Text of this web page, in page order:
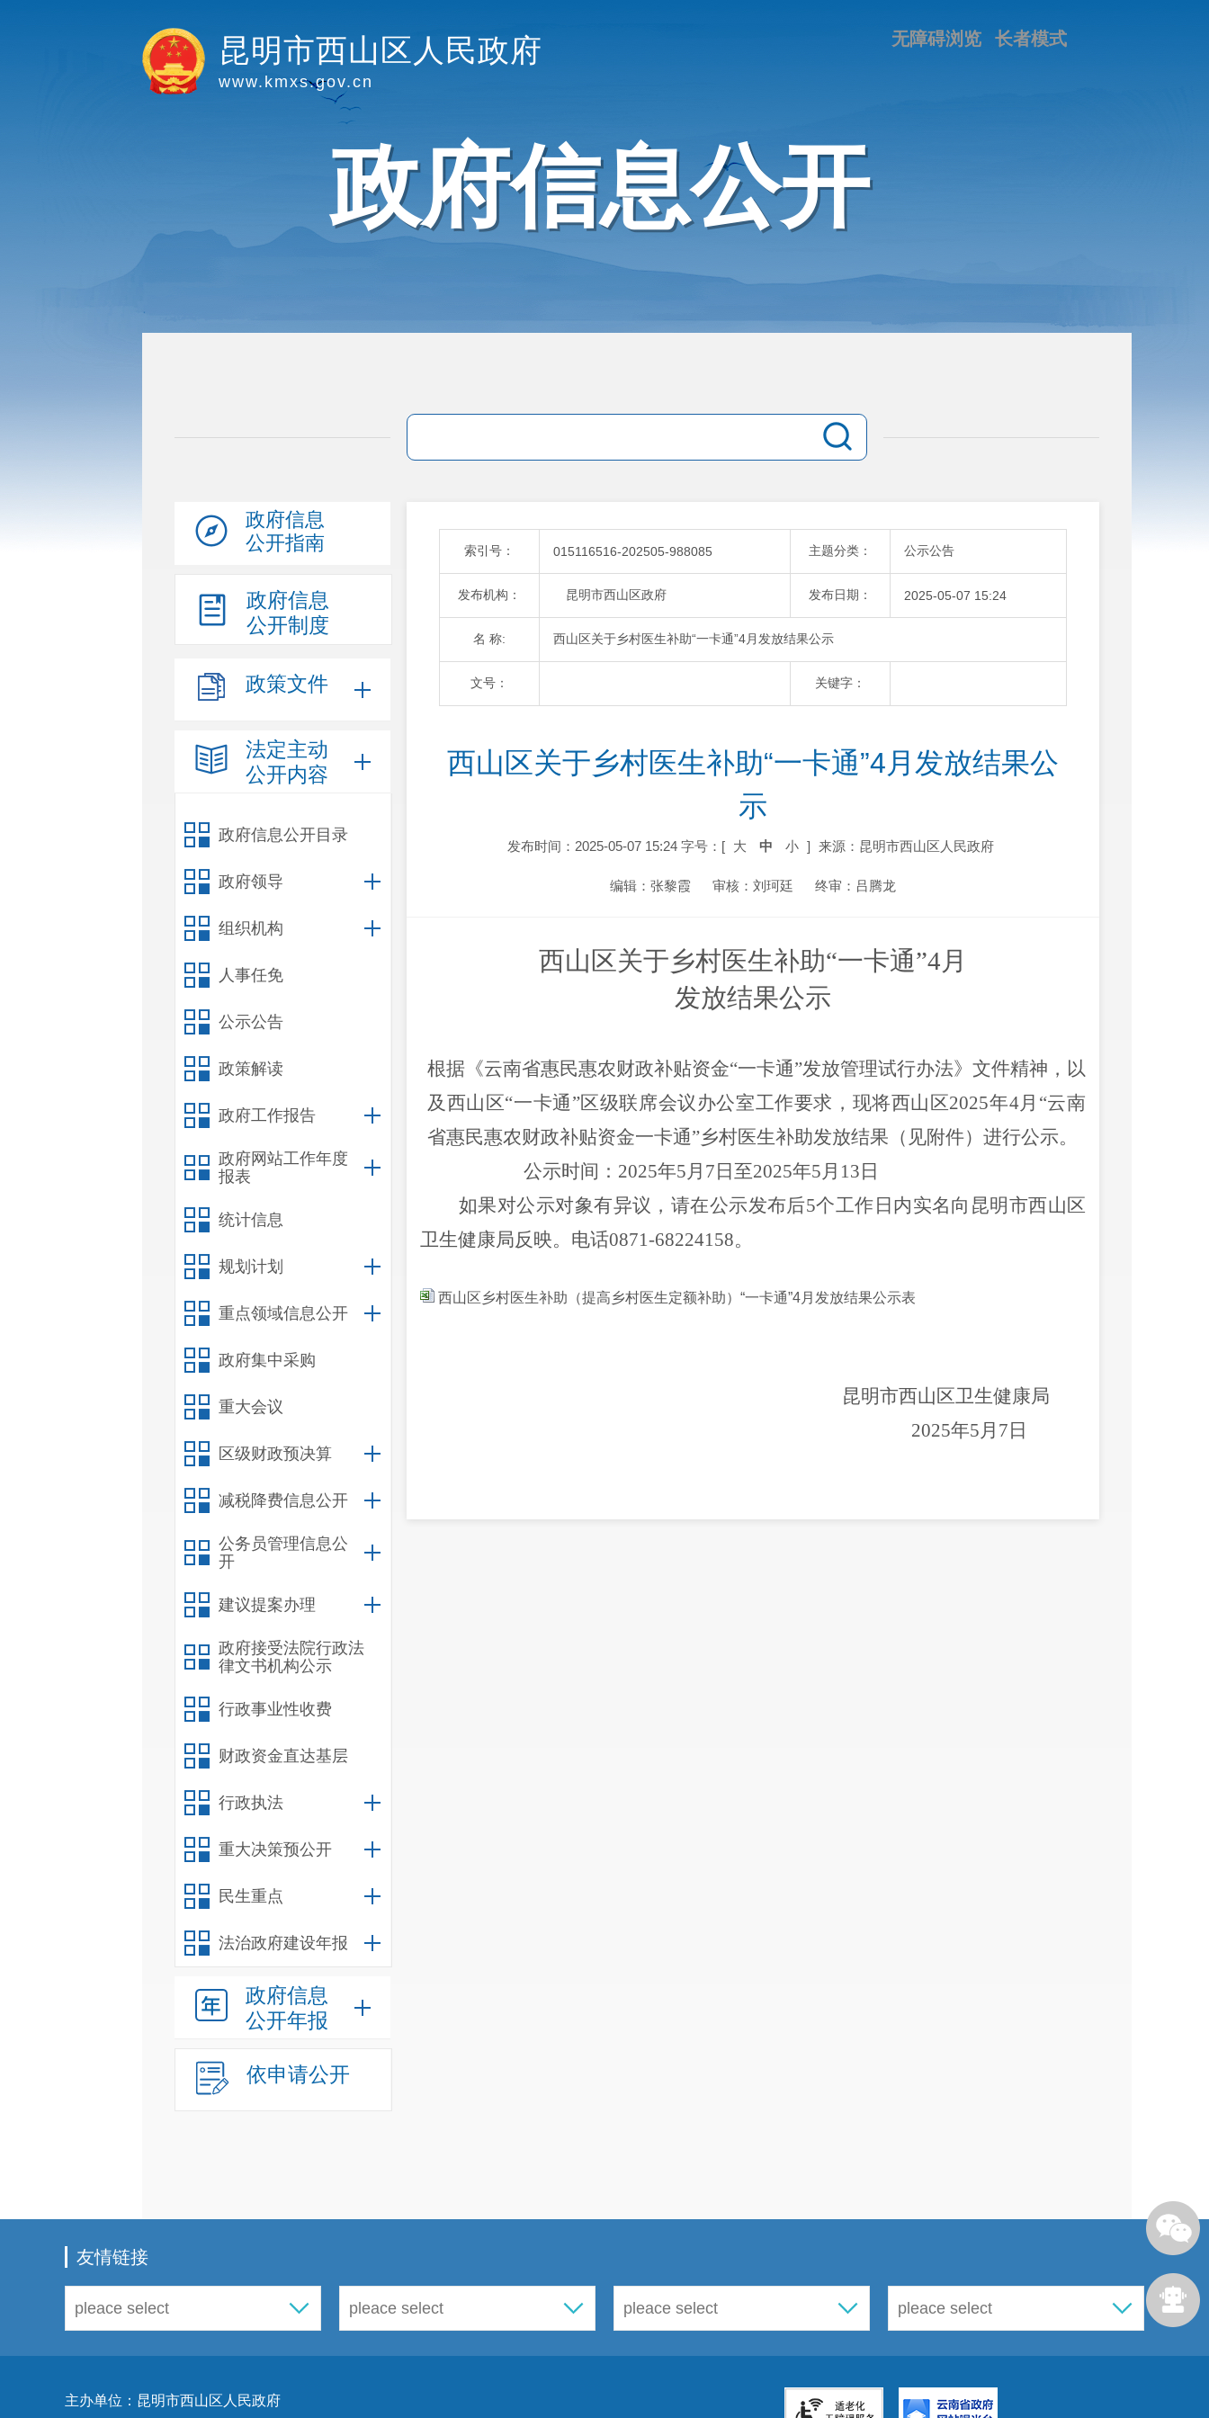
昆明市西山区人民政府
www.kmxs.gov.cn
长者模式
无障碍浏览
政府信息公开
政府信息
公开指南
政府信息
公开制度
政策文件
法定主动
公开内容
政府信息公开目录
政府领导
组织机构
人事任免
公示公告
政策解读
政府工作报告
政府网站工作年度
报表
统计信息
规划计划
重点领域信息公开
政府集中采购
重大会议
区级财政预决算
减税降费信息公开
公务员管理信息公
开
建议提案办理
政府接受法院行政法
律文书机构公示
行政事业性收费
财政资金直达基层
行政执法
重大决策预公开
民生重点
法治政府建设年报
政府信息
公开年报
依申请公开
索引号： 015116516-202505-988085 主题分类： 公示公告
发布机构： 昆明市西山区政府 发布日期： 2025-05-07 15:24
名 称: 西山区关于乡村医生补助“一卡通”4月发放结果公示
文号： 关键字：
西山区关于乡村医生补助“一卡通”4月发放结果公
示
发布时间：2025-05-07 15:24 字号：[ 大 中 小 ] 来源：昆明市西山区人民政府
编辑：张黎霞 审核：刘珂廷 终审：吕腾龙
西山区关于乡村医生补助“一卡通”4 月
发放结果公示
根据 《云南省惠民惠农财政补贴资金“一卡通”发放管理试行办法》文件精神，以
及 西山区“一卡通”区级联席会议办公室工作要求，现将西山区2025年4月“云南
省惠民惠农财政补贴资金一卡通”乡村医生补助发放结果（见附件）进行公示。
公示时间：2025年5月7日至2025年5月13日
如果对公示对象有异议，请在公示发布后5个工作日内实名向昆明市西山区
卫生健康局反映。电话0871-68224158。
西山区乡村医生补助（提高乡村医生定额补助）“一卡通”4月发放结果公示表
昆明市西山区卫生健康局
2025年5月7日
友情链接
主办单位：昆明市西山区人民政府